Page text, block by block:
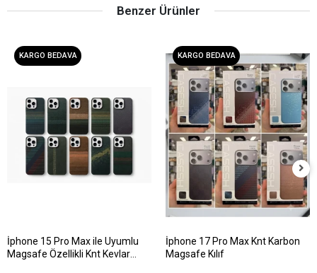
Benzer Ürünler
KARGO BEDAVA
İphone 15 Pro Max ile Uyumlu
Magsafe Özellikli Knt Kevlar
KARGO BEDAVA
İphone 17 Pro Max Knt Karbon
Magsafe Kılıf